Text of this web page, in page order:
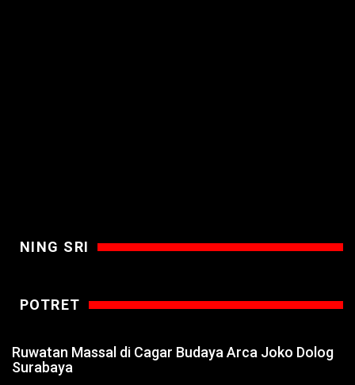
NING SRI
POTRET
Ruwatan Massal di Cagar Budaya Arca Joko Dolog
Surabaya